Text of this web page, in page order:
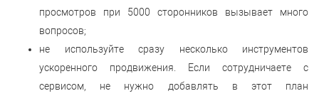
просмотров при 5000 сторонников вызывает много
вопросов;
не используйте сразу несколько инструментов
ускоренного продвижения. Если сотрудничаете с
сервисом, не нужно добавлять в этот план